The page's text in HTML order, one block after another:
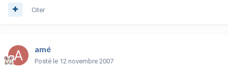
Citer
amé
Posté le 12 novembre 2007